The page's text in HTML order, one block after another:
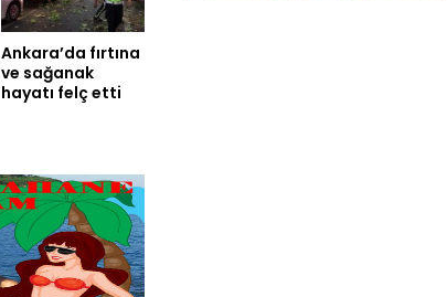
Ankara’da fırtına
ve sağanak
hayatı felç etti